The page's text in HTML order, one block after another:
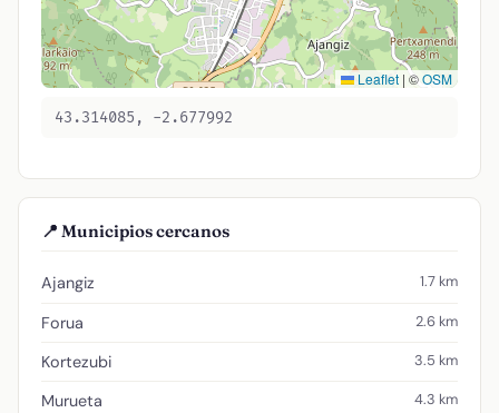
Leaflet | ©OSM
43.314085, -2.677992
📍 Municipios cercanos
Ajangiz 1.7 km
Forua 2.6 km
Kortezubi 3.5 km
Murueta 4.3 km